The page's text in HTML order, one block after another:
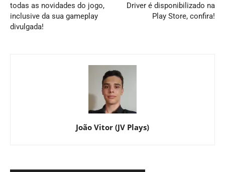
todas as novidades do jogo,
inclusive da sua gameplay
divulgada!
Driver é disponibilizado na
Play Store, confira!
João Vitor (JV Plays)